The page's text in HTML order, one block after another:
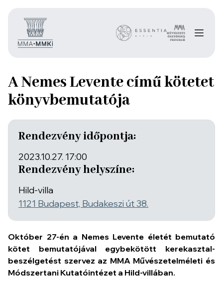
A Nemes Levente című kötetet
könyvbemutatója
Rendezvény időpontja:
2023.10.27. 17:00
Rendezvény helyszíne:
Hild-villa
1121 Budapest, Budakeszi út 38.
Október 27-én a Nemes Levente életét bemutató
kötet bemutatójával egybekötött kerekasztal-
beszélgetést szervez az MMA Művészetelméleti és
Módszertani Kutatóintézet a Hild-villában.